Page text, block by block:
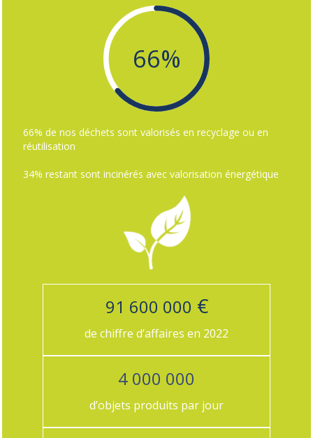
66%
66% de nos déchets sont valorisés en recyclage ou en
réutilisation
34% restant sont incinérés avec valorisation énergétique
91 600 000 €
de chiffre d’affaires en 2022
4 000 000
d’objets produits par jour